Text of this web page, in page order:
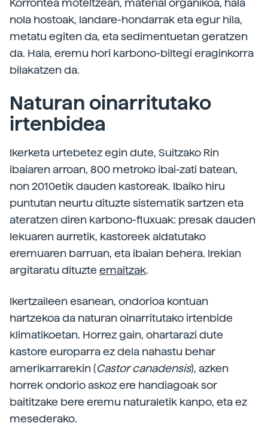
Korrontea moteltzean, material organikoa, hala
nola hostoak, landare-hondarrak eta egur hila,
metatu egiten da, eta sedimentuetan geratzen
da. Hala, eremu hori karbono-biltegi eraginkorra
bilakatzen da.
Naturan oinarritutako
irtenbidea
Ikerketa urtebetez egin dute, Suitzako Rin
ibaiaren arroan, 800 metroko ibai-zati batean,
non 2010etik dauden kastoreak. Ibaiko hiru
puntutan neurtu dituzte sistematik sartzen eta
ateratzen diren karbono-fluxuak: presak dauden
lekuaren aurretik, kastoreek aldatutako
eremuaren barruan, eta ibaian behera. Irekian
argitaratu dituzte emaitzak.
Ikertzaileen esanean, ondorioa kontuan
hartzekoa da naturan oinarritutako irtenbide
klimatikoetan. Horrez gain, ohartarazi dute
kastore europarra ez dela nahastu behar
amerikarrarekin (Castor canadensis), azken
horrek ondorio askoz ere handiagoak sor
baititzake bere eremu naturaletik kanpo, eta ez
mesederako.